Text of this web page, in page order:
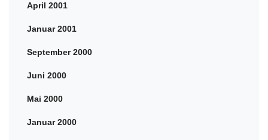
April 2001
Januar 2001
September 2000
Juni 2000
Mai 2000
Januar 2000